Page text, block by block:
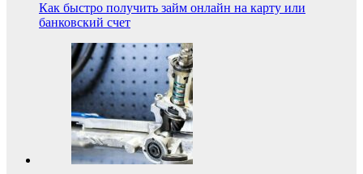
Как быстро получить займ онлайн на карту или
банковский счет